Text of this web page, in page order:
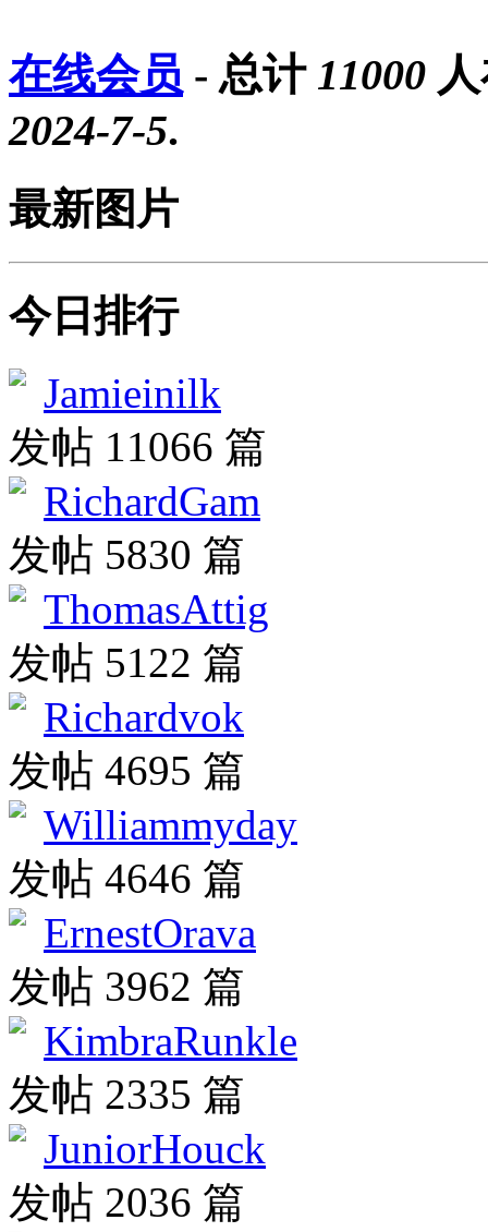
在线会员 - 总计 11000
2024-7-5.
最新图片
今日排行
Jamieinilk
发帖 11066 篇
RichardGam
发帖 5830 篇
ThomasAttig
发帖 5122 篇
Richardvok
发帖 4695 篇
Williammyday
发帖 4646 篇
ErnestOrava
发帖 3962 篇
KimbraRunkle
发帖 2335 篇
JuniorHouck
发帖 2036 篇